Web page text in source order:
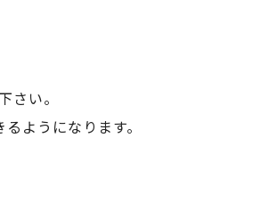
さい。
ようになります。